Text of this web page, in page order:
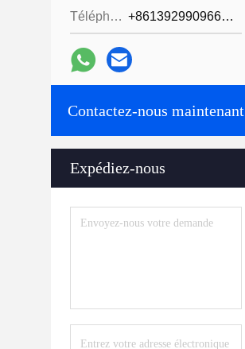
Téléphone: +8613929909663--13690711186
Contactez-nous maintenant
Expédiez-nous